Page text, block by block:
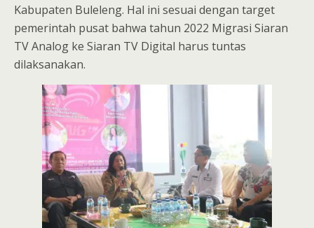
Kabupaten Buleleng. Hal ini sesuai dengan target
pemerintah pusat bahwa tahun 2022 Migrasi Siaran
TV Analog ke Siaran TV Digital harus tuntas
dilaksanakan.